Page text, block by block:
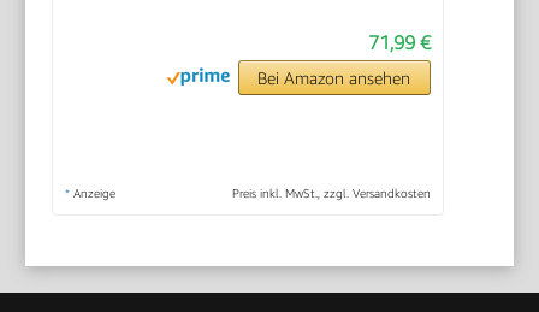
71,99 €
Bei Amazon ansehen
* Anzeige Preis inkl. MwSt., zzgl. Versandkosten